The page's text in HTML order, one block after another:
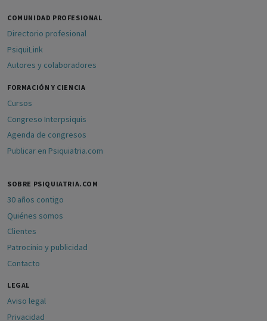
COMUNIDAD PROFESIONAL
Directorio profesional
PsiquiLink
Autores y colaboradores
FORMACIÓN Y CIENCIA
Cursos
Congreso Interpsiquis
Agenda de congresos
Publicar en Psiquiatria.com
SOBRE PSIQUIATRIA.COM
30 años contigo
Quiénes somos
Clientes
Patrocinio y publicidad
Contacto
LEGAL
Aviso legal
Privacidad